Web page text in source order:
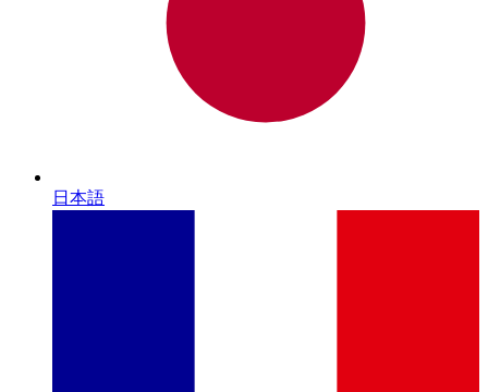
日本語